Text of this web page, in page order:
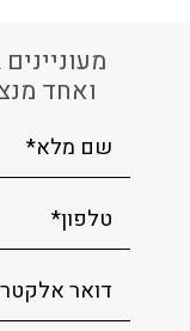
ואחד